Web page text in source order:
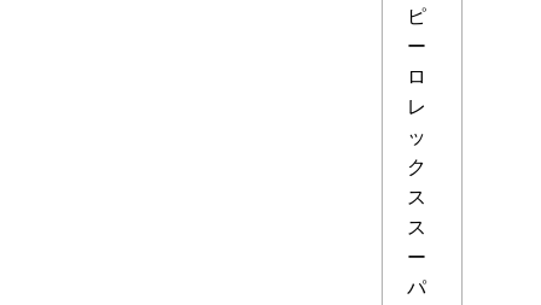
ピ
ー
ロ
レ
ッ
ク
ス
ス
ー
パ